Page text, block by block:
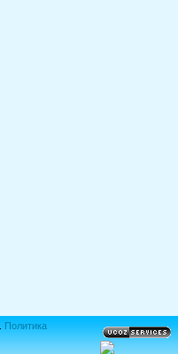
Политика